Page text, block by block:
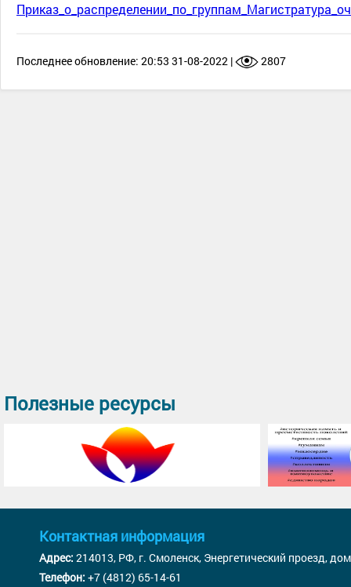
Последнее обновление: 20:53 31-08-2022 | 2807
Полезные ресурсы
Контактная информация
Адрес: 214013, РФ, г. Смоленск, Энергетический проезд,
Телефон: +7 (4812) 65-14-61